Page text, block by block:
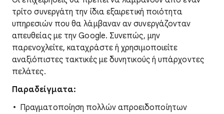
τρίτο συνεργάτη την ίδια εξαιρετική ποιότητα
υπηρεσιών που θα λάμβαναν αν συνεργάζονταν
απευθείας με την Google. Συνεπώς, μην
παρενοχλείτε, καταχράστε ή χρησιμοποιείτε
αναξιόπιστες τακτικές με δυνητικούς ή υπάρχοντες
πελάτες.
Παραδείγματα:
Πραγματοποίηση πολλών απροειδοποίητων